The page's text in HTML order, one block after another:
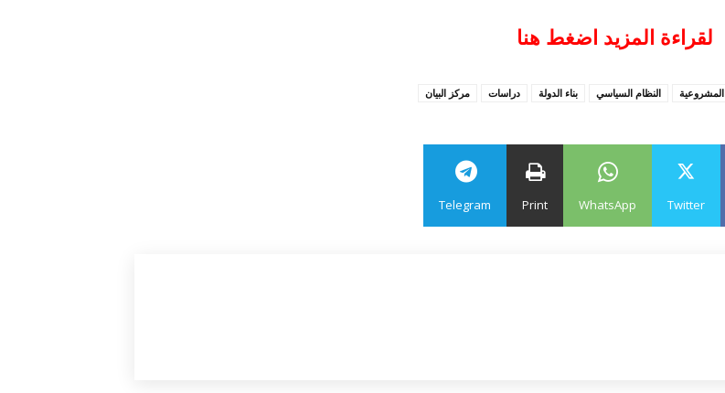
لقراءة المزيد اضغط هنا
المشروعية النظام السياسي بناء الدولة دراسات مركز البيان
Twitter
WhatsApp
Print
Telegram